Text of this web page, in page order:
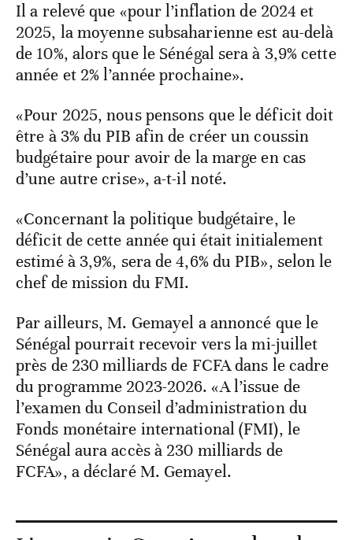
Il a relevé que «pour l’inflation de 2024 et
2025, la moyenne subsaharienne est au-delà
de 10%, alors que le Sénégal sera à 3,9% cette
année et 2% l’année prochaine».
«Pour 2025, nous pensons que le déficit doit
être à 3% du PIB afin de créer un coussin
budgétaire pour avoir de la marge en cas
d’une autre crise», a-t-il noté.
«Concernant la politique budgétaire, le
déficit de cette année qui était initialement
estimé à 3,9%, sera de 4,6% du PIB», selon le
chef de mission du FMI.
Par ailleurs, M. Gemayel a annoncé que le
Sénégal pourrait recevoir vers la mi-juillet
près de 230 milliards de FCFA dans le cadre
du programme 2023-2026. «A l’issue de
l’examen du Conseil d’administration du
Fonds monétaire international (FMI), le
Sénégal aura accès à 230 milliards de
FCFA», a déclaré M. Gemayel.